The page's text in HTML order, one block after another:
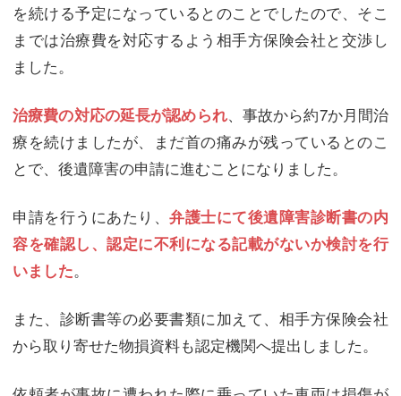
を続ける予定になっているとのことでしたので、そこ
までは治療費を対応するよう相手方保険会社と交渉し
ました。
治療費の対応の延長が認められ、事故から約7か月間治
療を続けましたが、まだ首の痛みが残っているとのこ
とで、後遺障害の申請に進むことになりました。
申請を行うにあたり、弁護士にて後遺障害診断書の内
容を確認し、認定に不利になる記載がないか検討を行
いました。
また、診断書等の必要書類に加えて、相手方保険会社
から取り寄せた物損資料も認定機関へ提出しました。